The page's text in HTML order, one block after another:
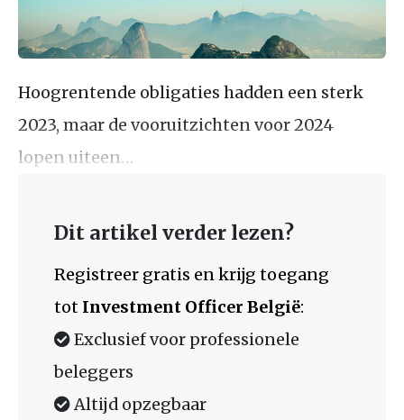
Hoogrentende obligaties hadden een sterk
2023, maar de vooruitzichten voor 2024
lopen uiteen…
Dit artikel verder lezen?
Registreer gratis en krijg toegang
tot Investment Officer België:
Exclusief voor professionele
beleggers
Altijd opzegbaar